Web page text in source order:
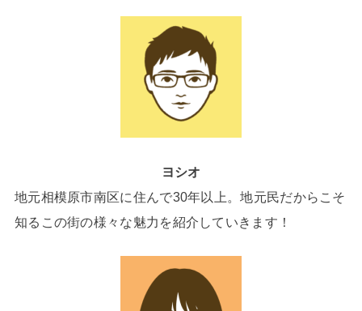
ヨシオ
地元相模原市南区に住んで30年以上。地元民だからこそ
知るこの街の様々な魅力を紹介していきます！